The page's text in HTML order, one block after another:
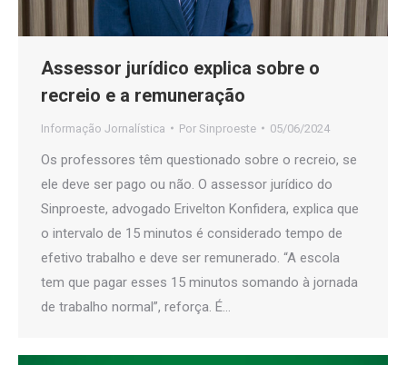
Assessor jurídico explica sobre o
recreio e a remuneração
Informação Jornalística Por Sinproeste 05/06/2024
Os professores têm questionado sobre o recreio, se
ele deve ser pago ou não. O assessor jurídico do
Sinproeste, advogado Erivelton Konfidera, explica que
o intervalo de 15 minutos é considerado tempo de
efetivo trabalho e deve ser remunerado. “A escola
tem que pagar esses 15 minutos somando à jornada
de trabalho normal”, reforça. É…